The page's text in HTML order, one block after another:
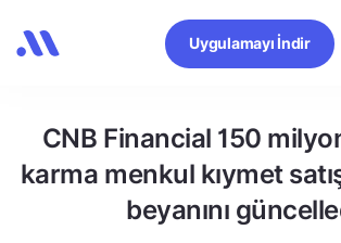
Uygulamayı İndir
CNB Financial 150
karma menkul kıymet
beyanını